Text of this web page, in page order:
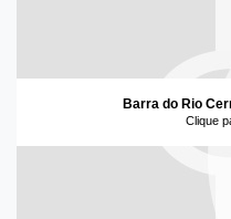
Barra do Rio
Clique